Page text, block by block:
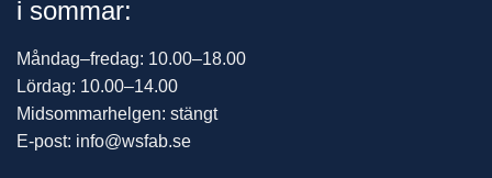
i sommar:
Måndag–fredag: 10.00–18.00
Lördag: 10.00–14.00
Midsommarhelgen: stängt
E-post: info@wsfab.se